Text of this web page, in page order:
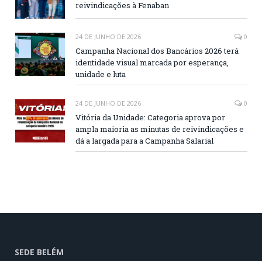
reivindicações à Fenaban
24 DE JUNHO DE 2026 0
Campanha Nacional dos Bancários 2026 terá
identidade visual marcada por esperança,
unidade e luta
24 DE JUNHO DE 2026 0
Vitória da Unidade: Categoria aprova por
ampla maioria as minutas de reivindicações e
dá a largada para a Campanha Salarial
SEDE BELÉM